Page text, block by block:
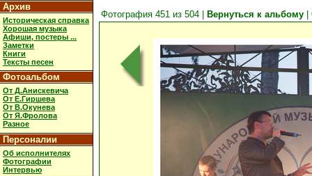
Архив
Историческая справка
Хорошая музыка
Афиши, постеры ...
Заметки
Книги
Тексты песен
Фотоальбом
От Д.Анискевича
От Е.Гиршева
От В.Окунева
От Я.Фролова
Разное
Персоналии
Об исполнителях
Фотографии
Интервью
Фотография 451 из 504 | Вернуться к альбому